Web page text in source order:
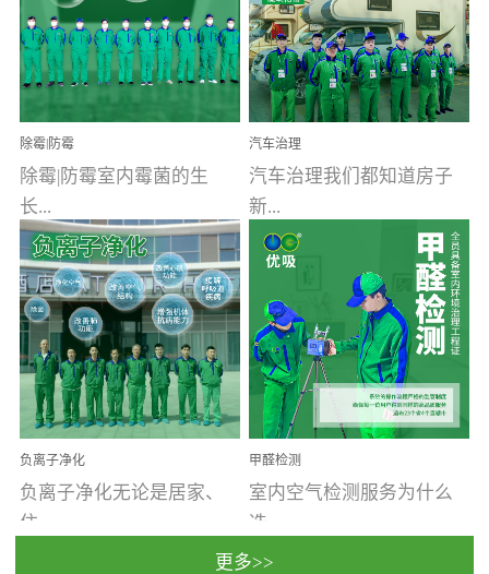
文明的进步，创造了多姿
多彩的家居产品和生活情
调，但也带来了以甲醛为
首的室内...
液，具备杀死人体冠状病
毒的功效，杀菌率
99.99%。相对于传统消毒
液来说，无...
除霉|防霉
除霉|防霉室内霉菌的生
长...
受温度、湿度、基质养
分、通风四个条件影响，
温暖潮湿、营养物质多、
通风缓慢的空间最易滋生
大量霉菌的...
汽车治理
汽车治理我们都知道房子
新...
装修完会有甲醛，其实汽
车的甲醛超标问题更为严
重。汽车的空间范围小，
配件、皮具、装饰多，这
些都是汽...
负离子净化
负离子净化无论是居家、
住...
甲醛检测
室内空气检测服务为什么
选...
更多>>